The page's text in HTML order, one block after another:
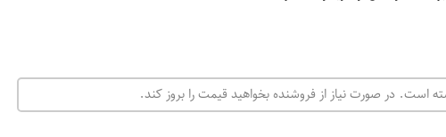
است. در صورت نیاز از فروشنده بخواهید قیمت را بروز کند.